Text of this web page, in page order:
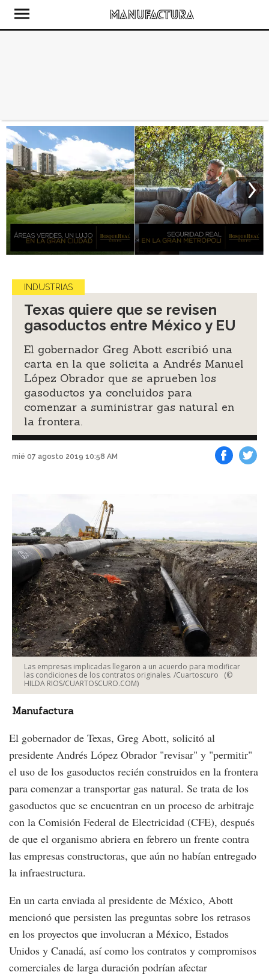
INDUSTRIAS
Texas quiere que se revisen
gasoductos entre México y EU
El gobernador Greg Abott escribió una
carta en la que solicita a Andrés Manuel
López Obrador que se aprueben los
gasoductos ya concluidos para
comenzar a suministrar gas natural en
la frontera.
mié 07 agosto 2019 10:58 AM
Las empresas implicadas llegaron a un acuerdo para modificar
las condiciones de los contratos originales. /Cuartoscuro
(©
HILDA RIOS/CUARTOSCURO.COM)
Manufactura
El gobernador de Texas, Greg Abott, solicitó al
presidente Andrés López Obrador "revisar" y "permitir"
el uso de los gasoductos recién construidos en la frontera
para comenzar a transportar gas natural. Se trata de los
gasoductos que se encuentran en un proceso de arbitraje
con la Comisión Federal de Electricidad (CFE), después
de que el organismo abriera en febrero un frente contra
las empresas constructoras, que aún no habían entregado
la infraestructura.
En un carta enviada al presidente de México, Abott
mencionó que persisten las preguntas sobre los retrasos
en los proyectos que involucran a México, Estados
Unidos y Canadá, así como los contratos y compromisos
comerciales de larga duración podrían afectar